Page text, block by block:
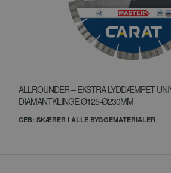
ALLROUNDER – EKSTRA LYDDÆMPET
DIAMANTKLINGE Ø125-Ø230MM
CEB: SKÆRER I ALLE BYGGEMATERIALER